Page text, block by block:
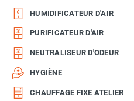
HUMIDIFICATEUR D'AIR
PURIFICATEUR D'AIR
NEUTRALISEUR D'ODEUR
HYGIÈNE
CHAUFFAGE FIXE ATELIER